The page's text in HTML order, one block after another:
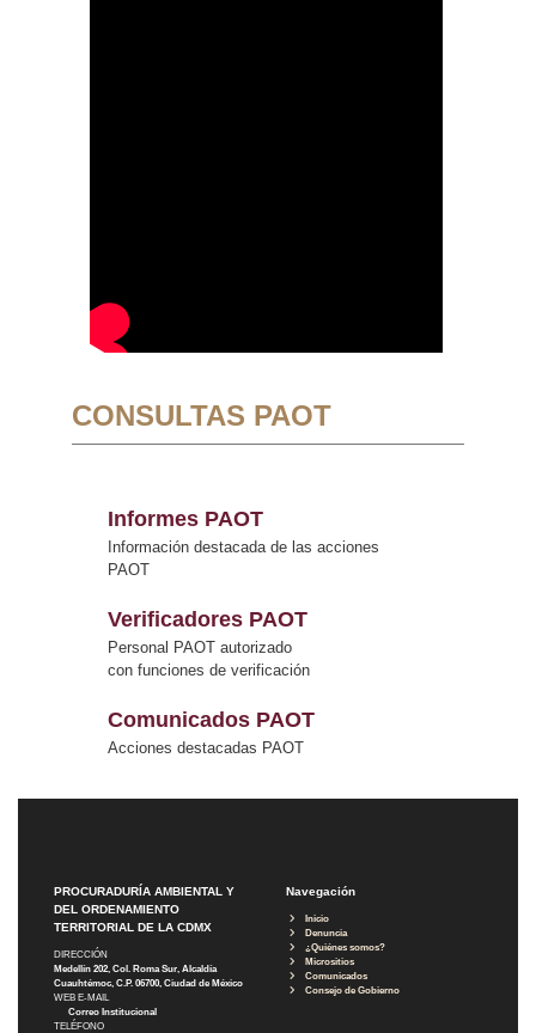
CONSULTAS PAOT
Informes PAOT
Información destacada de las acciones
PAOT
Verificadores PAOT
Personal PAOT autorizado
con funciones de verificación
Comunicados PAOT
Acciones destacadas PAOT
PROCURADURÍA AMBIENTAL Y
DEL ORDENAMIENTO
TERRITORIAL DE LA CDMX
DIRECCIÓN
Medellín 202, Col. Roma Sur, Alcaldía
Cuauhtémoc, C.P. 06700, Ciudad de México
WEB E-MAIL
Correo Institucional
TELÉFONO
Navegación
Inicio
Denuncia
¿Quiénes somos?
Micrositios
Comunicados
Consejo de Gobierno